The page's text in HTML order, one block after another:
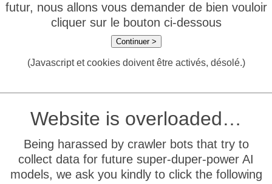
futur, nous allons vous demander de bien vouloir
cliquer sur le bouton ci-dessous
Continuer >
(Javascript et cookies doivent être activés, désolé.)
Website is overloaded…
Being harassed by crawler bots that try to
collect data for future super-duper-power AI
models, we ask you kindly to click the following